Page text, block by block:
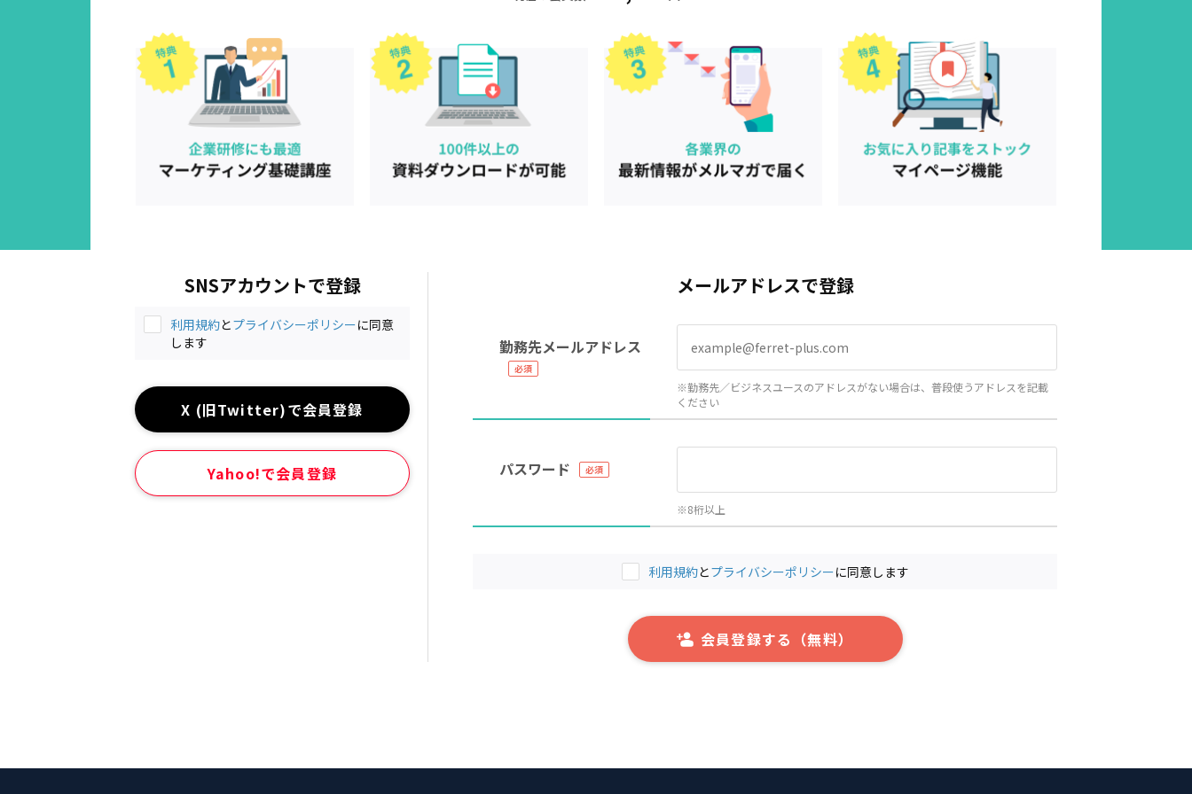
SNSアカウントで登録
利用規約とプライバシーポリシーに同意
します
X (旧Twitter)で会員登録
Yahoo!で会員登録
メールアドレスで登録
勤務先メールアドレス
※勤務先／ビジネスユースのアドレスがない場合は、普段使うアドレスを記載
ください
パスワード
※8桁以上
利用規約とプライバシーポリシーに同意します
会員登録する（無料）